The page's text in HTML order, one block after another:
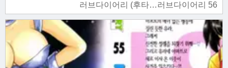
러브다이어리 (후타…러브다이어리 56